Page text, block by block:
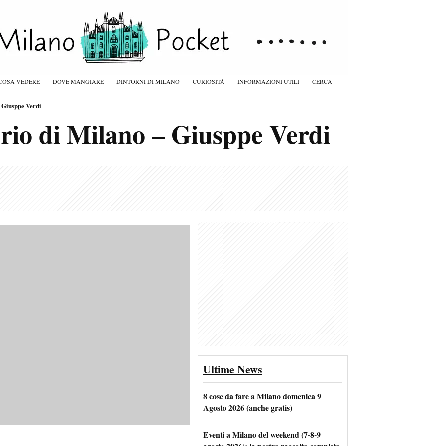
VEDERE DOVE MANGIARE DINTORNI DI MILANO CURIOSITÀ INFORMAZIONI UTILI CERCA
Verdi
di Milano – Giusppe Verdi
Ultime News
8 cose da fare a Milano domenica 9
Agosto 2026 (anche gratis)
Eventi a Milano del weekend (7-8-9